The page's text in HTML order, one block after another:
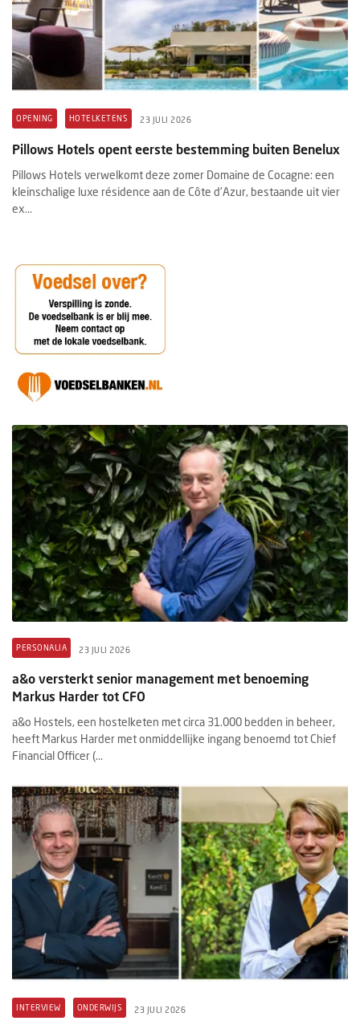
OPENING HOTELKETENS 23 JULI 2026
Pillows Hotels opent eerste bestemming buiten Benelux
Pillows Hotels verwelkomt deze zomer Domaine de Cocagne: een
kleinschalige luxe résidence aan de Côte d’Azur, bestaande uit vier
ex...
PERSONALIA 23 JULI 2026
a&o versterkt senior management met benoeming
Markus Harder tot CFO
a&o Hostels, een hostelketen met circa 31.000 bedden in beheer,
heeft Markus Harder met onmiddellijke ingang benoemd tot Chief
Financial Officer (...
INTERVIEW ONDERWIJS 23 JULI 2026